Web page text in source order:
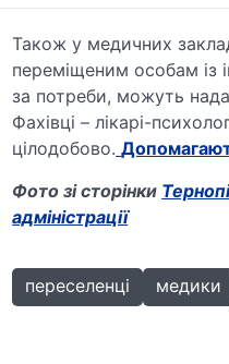
Також у медичних
переміщеним особам із
за потреби, можуть
Фахівці – лікарі-
цілодобово.
Фото зі сторінки
адміністрації
переселенці медики